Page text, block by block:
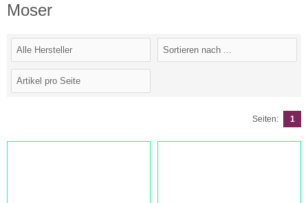
Moser
Seiten: 1